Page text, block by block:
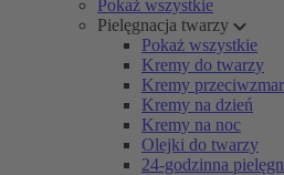
Pokaż wszystkie
Pielęgnacja twarzy
Pokaż wszystkie
Kremy do twarzy
Kremy
Kremy na dzień
Kremy na noc
Olejki do twarzy
24-godzinna